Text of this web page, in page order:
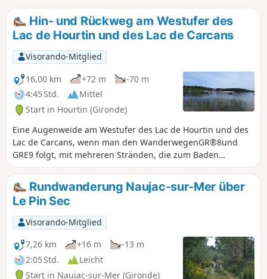
Hin- und Rückweg am Westufer des
Lac de Hourtin und des Lac de Carcans
Visorando-Mitglied
16,00 km
+72 m
-70 m
4:45 Std.
Mittel
Start in Hourtin (Gironde)
Eine Augenweide am Westufer des Lac de Hourtin und des
Lac de Carcans, wenn man den WanderwegenGR®8und
GRE9 folgt, mit mehreren Stränden, die zum Baden
einladen. Wichtige Hinweise für die gesamte Strecke:
Überqueren Sie niemals die Ganivelles, das sind Barrieren
aus Akazienpfählen des Service des Eaux et Forêts. Feuer
sind verboten.
Rundwanderung Naujac-sur-Mer über
Le Pin Sec
Visorando-Mitglied
7,26 km
+16 m
-13 m
2:05 Std.
Leicht
Start in Naujac-sur-Mer (Gironde)